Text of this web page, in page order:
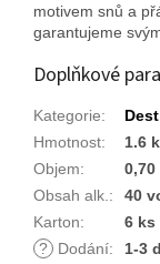
motivem snů a
garantujeme
Doplňkové
Kategorie:
Hmotnost:
1.6
Objem:
0,70
Obsah alk. :
40
Karton:
6 ks
?
Dodání: 1-3